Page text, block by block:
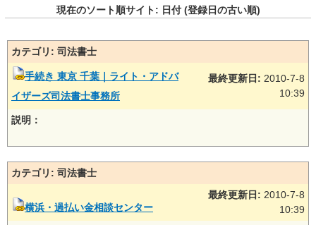
現在のソート順サイト: 日付 (登録日の古い順)
カテゴリ: 司法書士
手続き 東京 千葉｜ライト・アドバ
イザーズ司法書士事務所
最終更新日: 2010-7-8
10:39
説明：
カテゴリ: 司法書士
横浜・過払い金相談センター
最終更新日: 2010-7-8
10:39